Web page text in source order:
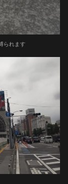
られます